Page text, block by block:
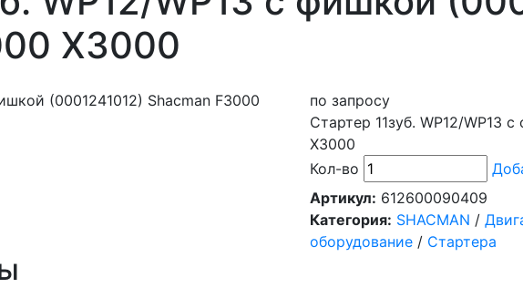
X3000
по запросу
Стартер 11зуб. WP12/WP13
X3000
Кол-во
Артикул: 612600090409
Категория: SHACMAN /
оборудование / Стартера